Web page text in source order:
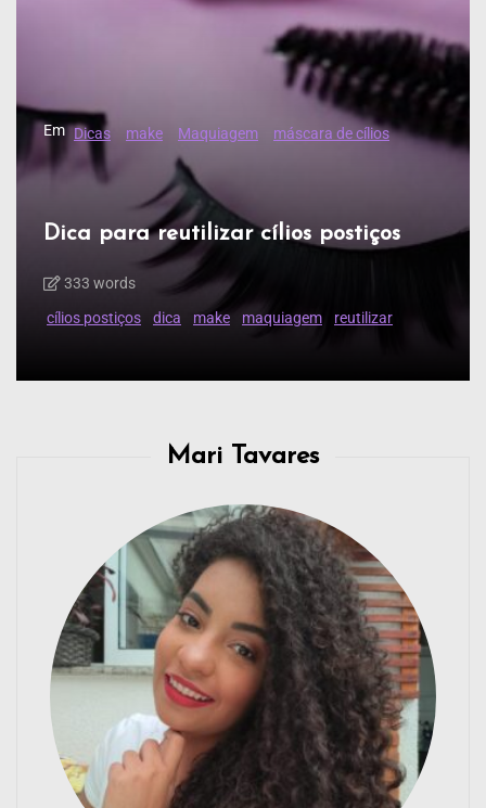
Em Dicas make Maquiagem máscara de cílios
Dica para reutilizar cílios postiços
333 words
cílios postiços dica make maquiagem reutilizar
Mari Tavares